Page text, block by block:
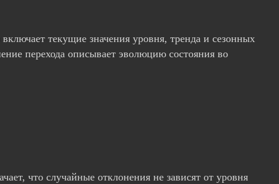
текущие значения уровня, тренда и сезонных
перехода описывает эволюцию состояния во
что случайные отклонения не зависят от уровня